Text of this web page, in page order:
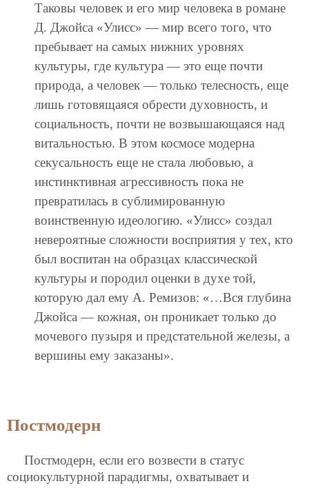
Таковы человек и его мир человека в романе
Д. Джойса «Улисс» — мир всего того, что
пребывает на самых нижних уровнях
культуры, где культура — это еще почти
природа, а человек — только телесность, еще
лишь готовящаяся обрести духовность, и
социальность, почти не возвышающаяся над
витальностью. В этом космосе модерна
секусальность еще не стала любовью, а
инстинктивная агрессивность пока не
превратилась в сублимированную
воинственную идеологию. «Улисс» создал
невероятные сложности восприятия у тех, кто
был воспитан на образцах классической
культуры и породил оценки в духе той,
которую дал ему А. Ремизов: «…Вся глубина
Джойса — кожная, он проникает только до
мочевого пузыря и предстательной железы, а
вершины ему заказаны».
Постмодерн
Постмодерн, если его возвести в статус
социокультурной парадигмы, охватывает и